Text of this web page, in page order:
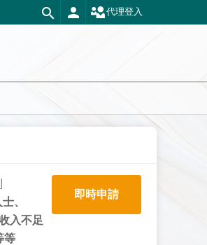
代理登入
、
入不足
等
即時申請